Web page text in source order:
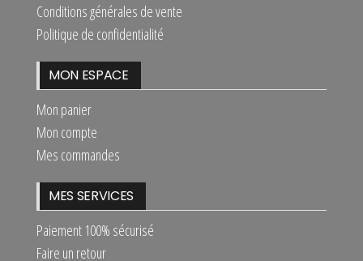
Conditions générales de vente
Politique de confidentialité
MON ESPACE
Mon panier
Mon compte
Mes commandes
MES SERVICES
Paiement 100% sécurisé
Faire un retour